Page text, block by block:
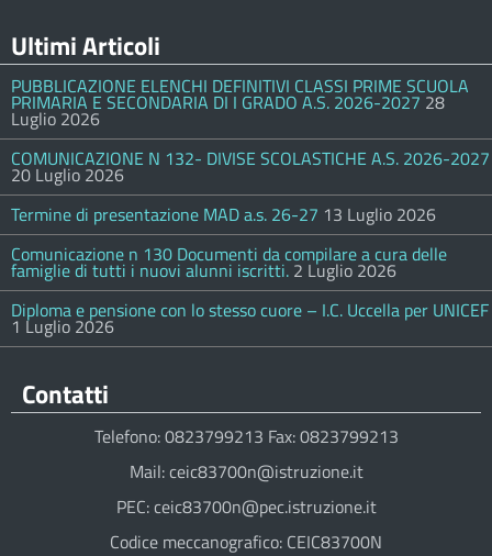
Ultimi Articoli
PUBBLICAZIONE ELENCHI DEFINITIVI CLASSI PRIME SCUOLA
PRIMARIA E SECONDARIA DI I GRADO A.S. 2026-2027 28
Luglio 2026
COMUNICAZIONE N 132- DIVISE SCOLASTICHE A.S. 2026-2027
20 Luglio 2026
Termine di presentazione MAD a.s. 26-27 13 Luglio 2026
Comunicazione n 130 Documenti da compilare a cura delle
famiglie di tutti i nuovi alunni iscritti. 2 Luglio 2026
Diploma e pensione con lo stesso cuore – I.C. Uccella per UNICEF
1 Luglio 2026
Contatti
Telefono: 0823799213 Fax: 0823799213
Mail: ceic83700n@istruzione.it
PEC: ceic83700n@pec.istruzione.it
Codice meccanografico: CEIC83700N